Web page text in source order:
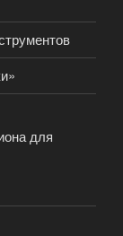
для